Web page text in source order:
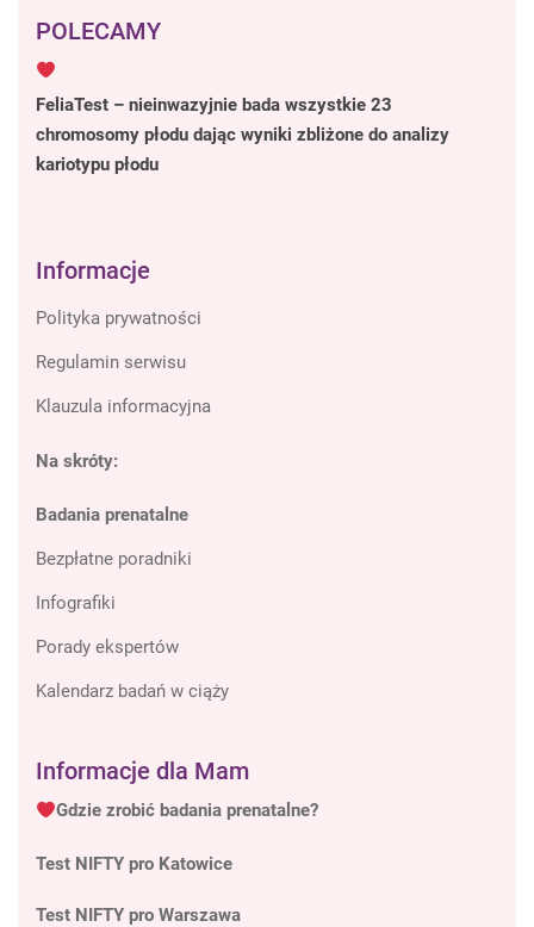
POLECAMY
FeliaTest – nieinwazyjnie bada wszystkie 23
chromosomy płodu dając wyniki zbliżone do analizy
kariotypu płodu
Informacje
Polityka prywatności
Regulamin serwisu
Klauzula informacyjna
Na skróty:
Badania prenatalne
Bezpłatne poradniki
Infografiki
Porady ekspertów
Kalendarz badań w ciąży
Informacje dla Mam
Gdzie zrobić badania prenatalne?
Test NIFTY pro Katowice
Test NIFTY pro Warszawa